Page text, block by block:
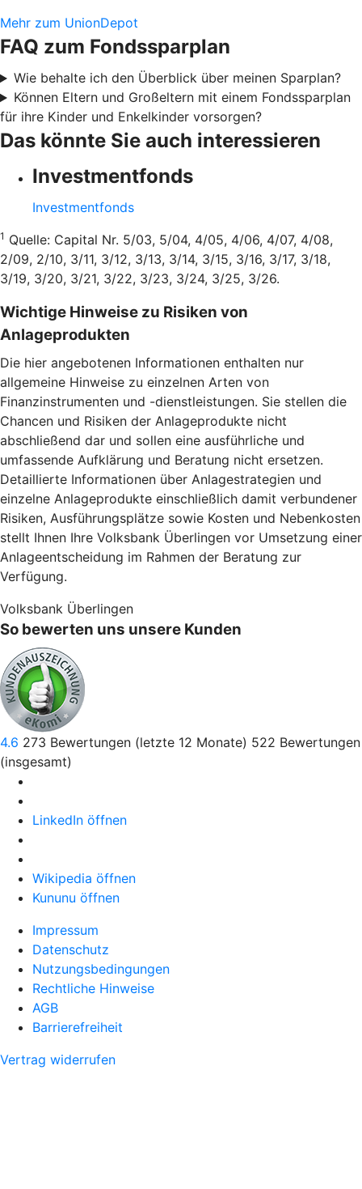
Mehr zum UnionDepot
FAQ zum Fondssparplan
Wie behalte ich den Überblick über meinen Sparplan?
Können Eltern und Großeltern mit einem Fondssparplan
für ihre Kinder und Enkelkinder vorsorgen?
Das könnte Sie auch interessieren
Investmentfonds
Investmentfonds
1 Quelle: Capital Nr. 5/03, 5/04, 4/05, 4/06, 4/07, 4/08,
2/09, 2/10, 3/11, 3/12, 3/13, 3/14, 3/15, 3/16, 3/17, 3/18,
3/19, 3/20, 3/21, 3/22, 3/23, 3/24, 3/25, 3/26.
Wichtige Hinweise zu Risiken von
Anlageprodukten
Die hier angebotenen Informationen enthalten nur
allgemeine Hinweise zu einzelnen Arten von
Finanzinstrumenten und -dienstleistungen. Sie stellen die
Chancen und Risiken der Anlageprodukte nicht
abschließend dar und sollen eine ausführliche und
umfassende Aufklärung und Beratung nicht ersetzen.
Detaillierte Informationen über Anlagestrategien und
einzelne Anlageprodukte einschließlich damit verbundener
Risiken, Ausführungsplätze sowie Kosten und Nebenkosten
stellt Ihnen Ihre Volksbank Überlingen vor Umsetzung einer
Anlageentscheidung im Rahmen der Beratung zur
Verfügung.
Volksbank Überlingen
So bewerten uns unsere Kunden
4.6 273 Bewertungen (letzte 12 Monate) 522 Bewertungen
(insgesamt)
LinkedIn öffnen
Wikipedia öffnen
Kununu öffnen
Impressum
Datenschutz
Nutzungsbedingungen
Rechtliche Hinweise
AGB
Barrierefreiheit
Vertrag widerrufen